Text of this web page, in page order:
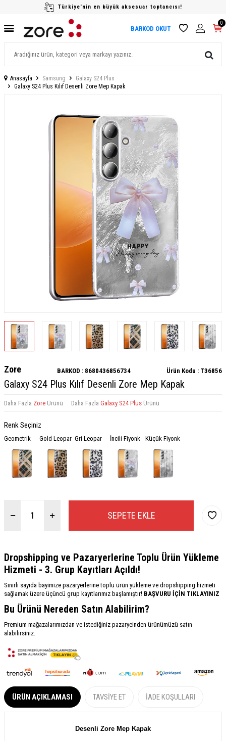
Türkiye'nin en büyük aksesuar toptancısı!
BARKOD OKUT
0
Anasayfa Samsung
Galaxy S24 Plus
Galaxy S24 Plus Kılıf Desenli Zore Mep Kapak
Zore BARKOD : 8680436856734 Ürün Kodu : T36856
Galaxy S24 Plus Kılıf Desenli Zore Mep Kapak
Daha Fazla Zore Ürünü Daha Fazla Galaxy S24 Plus Ürünü
Renk Seçiniz
Geometrik Gold Leopar Gri Leopar İncili Fiyonk Küçük Fiyonk
SEPETE EKLE
Dropshipping ve Pazaryerlerine Toplu Ürün Yükleme
Hizmeti - 3. Grup Kayıtları Açıldı!
Sınırlı sayıda bayimize pazaryerlerine toplu ürün yükleme ve dropshipping hizmeti
sağlamak üzere üçüncü grup kayıtlarımız başlamıştır! BAŞVURU İÇİN TIKLAYINIZ
Bu Ürünü Nereden Satın Alabilirim?
Premium mağazalarımızdan ve istediğiniz pazaryeinden ürünümüzü satın
alabilirsiniz.
ÜRÜN AÇIKLAMASI TAVSIYE ET İADE KOŞULLARI
Desenli Zore Mep Kapak